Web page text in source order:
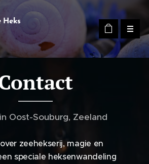
Heks
Oost-Souburg, Zeeland
zeehekserij, magie en
speciale heksenwandeling